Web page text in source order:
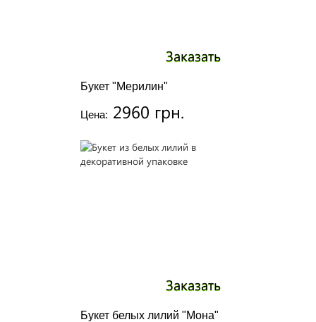
Букет "Мерилин"
Цена: 2960 грн.
Заказать
Букет белых лилий "Мона"
Заказать